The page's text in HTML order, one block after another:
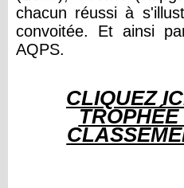
chacun réussi à
convoitée. Et ainsi
AQPS.
CLIQUEZ